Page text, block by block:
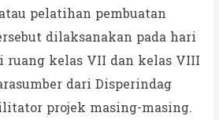
pelatihan pembuatan
dilaksanakan pada hari
ruang kelas VII dan kelas VIII
dari Disperindag
projek masing-masing.